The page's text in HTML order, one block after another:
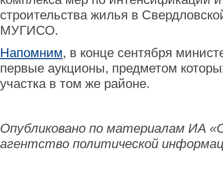
строительства жилья в
МУГИСО.
Напомним, в конце сентября
первые аукционы, предметом
участка в том же районе.
Опубликовано по материалам ИА
агентство политической